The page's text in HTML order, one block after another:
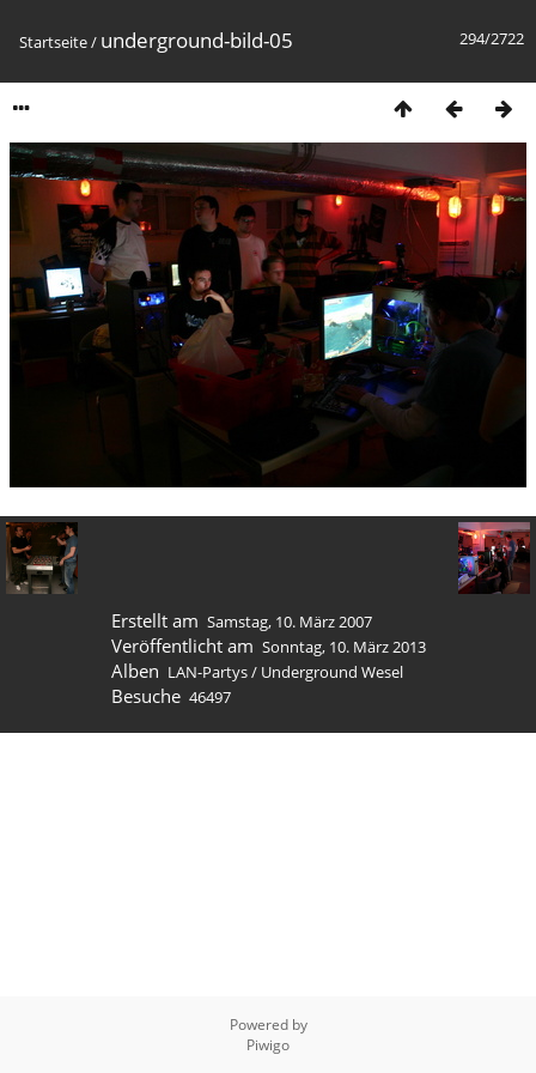
294/2722
Startseite/ underground-bild-05
Erstellt am Samstag, 10. März 2007
Veröffentlicht am Sonntag, 10. März 2013
Alben LAN-Partys/ Underground Wesel
Besuche 46497
Powered by
Piwigo